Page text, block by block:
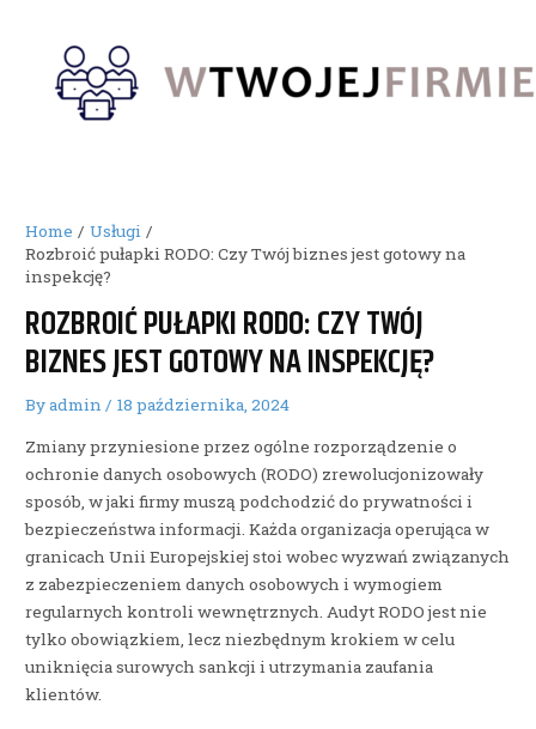
content
Home
Usługi
Rozbroić pułapki RODO: Czy Twój biznes jest gotowy na
inspekcję?
ROZBROIĆ PUŁAPKI RODO: CZY TWÓJ
BIZNES JEST GOTOWY NA INSPEKCJĘ?
Byadmin/ 18 października, 2024
Zmiany przyniesione przez ogólne rozporządzenie o
ochronie danych osobowych (RODO) zrewolucjonizowały
sposób, w jaki firmy muszą podchodzić do prywatności i
bezpieczeństwa informacji. Każda organizacja operująca w
granicach Unii Europejskiej stoi wobec wyzwań związanych
z zabezpieczeniem danych osobowych i wymogiem
regularnych kontroli wewnętrznych. Audyt RODO jest nie
tylko obowiązkiem, lecz niezbędnym krokiem w celu
uniknięcia surowych sankcji i utrzymania zaufania
klientów.